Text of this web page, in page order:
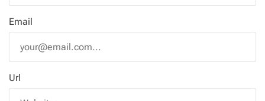
Email
Url